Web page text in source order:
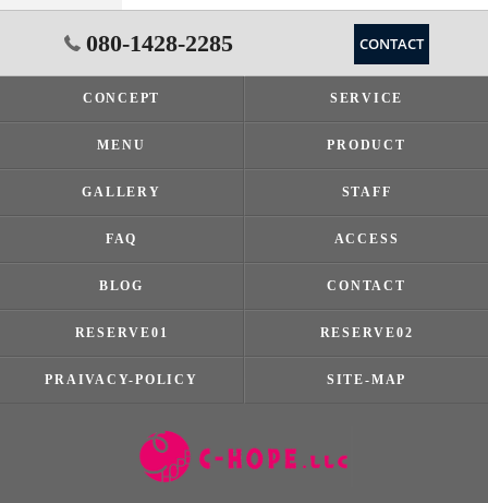
080-1428-2285 CONTACT
CONCEPT SERVICE
MENU PRODUCT
GALLERY STAFF
FAQ ACCESS
BLOG CONTACT
RESERVE01 RESERVE02
PRAIVACY-POLICY SITE-MAP